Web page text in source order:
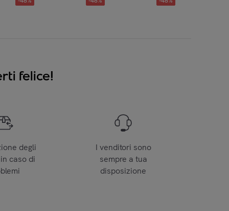
felice!
degli
caso di
I venditori sono
sempre a tua
disposizione